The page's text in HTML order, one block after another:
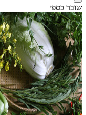
שובר כספי